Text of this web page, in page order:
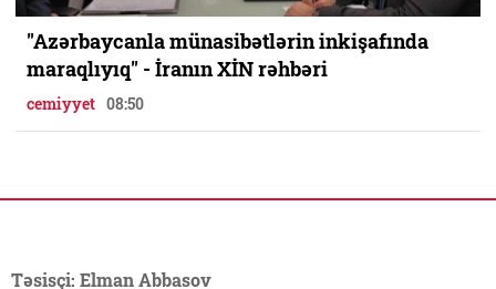
"Azərbaycanla münasibətlərin inkişafında
maraqlıyıq" - İranın XİN rəhbəri
cemiyyet 08:50
Təsisçi: Elman Abbasov